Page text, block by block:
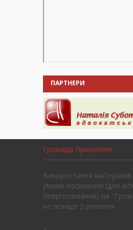
ПАРТНЕРИ
Громада Приірпіння
Використання
умови посилання (для
гіперпосилання) на
не пізніше 2 речення.